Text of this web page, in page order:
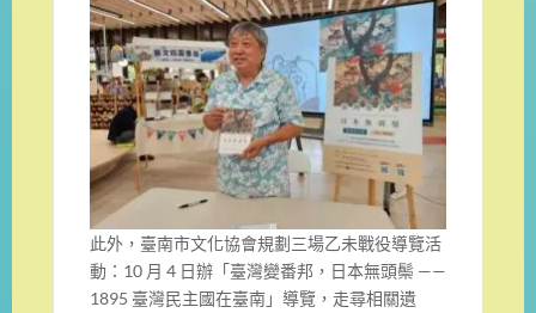
此外，臺南市文化協會規劃三場乙未戰役導覽活
動：10 月 4 日辦「臺灣變番邦，日本無頭鬃 ——
1895 臺灣民主國在臺南」導覽，走尋相關遺